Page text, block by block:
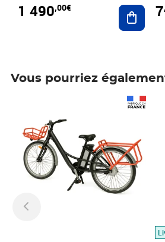
1 490,00€ 7
Vous pourriez